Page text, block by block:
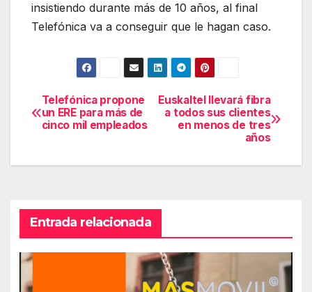
insistiendo durante más de 10 años, al final
Telefónica va a conseguir que le hagan caso.
Navegación
de
entradas
Euskaltel llevará fibra
a todos sus clientes
en menos de tres
años
Telefónica propone
un ERE para más de
cinco mil empleados
Entrada relacionada